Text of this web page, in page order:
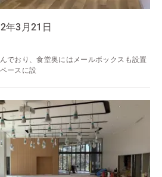
年3月21日
でおり、食堂奥にはメールボックスも設置
ースに設